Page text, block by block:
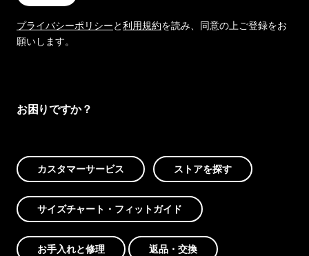
プライバシーポリシーと利用規約を読み、同意の上ご登録をお
願いします。
お困りですか？
カスタマーサービス ストアを探す
サイズチャート・フィットガイド
お手入れと修理 返品・交換